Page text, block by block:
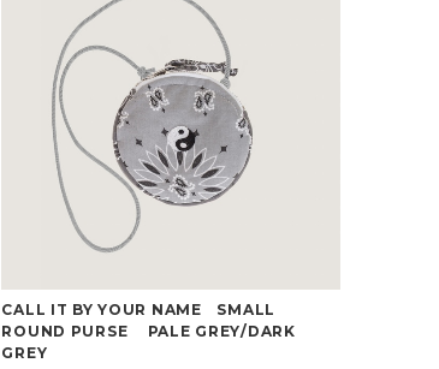
CALL IT BY YOUR NAME SMALL
ROUND PURSE PALE GREY/DARK
GREY